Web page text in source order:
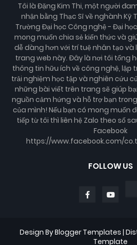
Tôi là Đặng Kim Thi, một người
nhận bằng Thạc Sĩ về nghành Kỹ
Trường Đại học Công nghệ - Đại
mong muốn chia sẻ kiến thức và
dễ dàng hơn với trí tuệ nhân tạo và
trang web này. Đây là nơi tôi tổng
thông tin hữu ích về công nghệ, lập
trải nghiệm học tập và nghiên cứu
những bài viết trên trang sẽ giúp
nguồn cảm hứng và hỗ trợ bạn
của mình! Nếu bạn có mong muốn
tiếp từ tôi thì liên hệ Zalo theo số
Facebook
https://www.facebook.com/
FOLLOW US
Design ByBlogger Templates |
Template